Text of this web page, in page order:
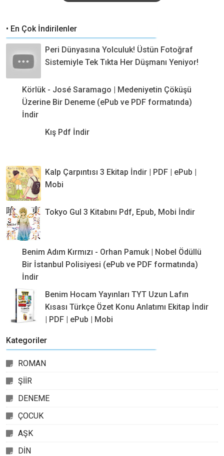
• En Çok İndirilenler
Peri Dünyasına Yolculuk! Üstün Fotoğraf
Sistemiyle Tek Tıkta Her Düşmanı Yeniyor!
Körlük - José Saramago | Medeniyetin Çöküşü
Üzerine Bir Deneme (ePub ve PDF formatında)
İndir
Kış Pdf İndir
Kalp Çarpıntısı 3 Ekitap İndir | PDF | ePub |
Mobi
Tokyo Gul 3 Kitabını Pdf, Epub, Mobi İndir
Benim Adım Kırmızı - Orhan Pamuk | Nobel Ödüllü
Bir İstanbul Polisiyesi (ePub ve PDF formatında)
İndir
Benim Hocam Yayınları TYT Uzun Lafın
Kısası Türkçe Özet Konu Anlatımı Ekitap İndir
| PDF | ePub | Mobi
Kategoriler
ROMAN
ŞİİR
DENEME
ÇOCUK
AŞK
DİN